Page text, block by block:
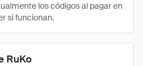
los códigos al pagar en
si funcionan.
RuKo